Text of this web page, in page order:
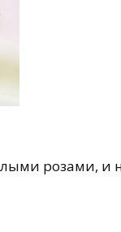
розами,